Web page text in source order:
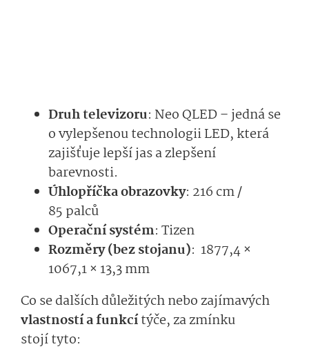
Druh televizoru: Neo QLED – jedná se
o vylepšenou technologii LED, která
zajišťuje lepší jas a zlepšení
barevnosti.
Úhlopříčka obrazovky: 216 cm /
85 palců
Operační systém: Tizen
Rozměry (bez stojanu): 1877,4 ×
1067,1 × 13,3 mm
Co se dalších důležitých nebo zajímavých
vlastností a funkcítýče, za zmínku
stojí tyto: